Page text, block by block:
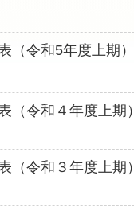
（令和5年度上期）
（令和４年度上期）
（令和３年度上期）